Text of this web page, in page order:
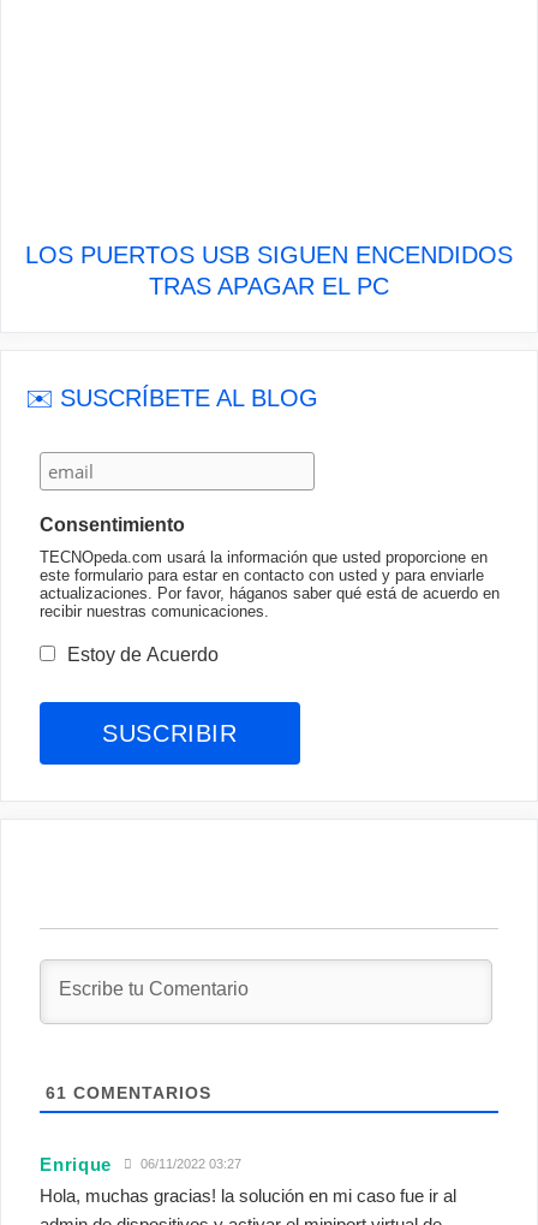
LOS PUERTOS USB SIGUEN ENCENDIDOS
TRAS APAGAR EL PC
✉️ SUSCRÍBETE AL BLOG
Consentimiento
TECNOpeda.com usará la información que usted proporcione en
este formulario para estar en contacto con usted y para enviarle
actualizaciones. Por favor, háganos saber qué está de acuerdo en
recibir nuestras comunicaciones.
Estoy de Acuerdo
61 COMENTARIOS
Enrique 06/11/2022 03:27
Hola, muchas gracias! la solución en mi caso fue ir al